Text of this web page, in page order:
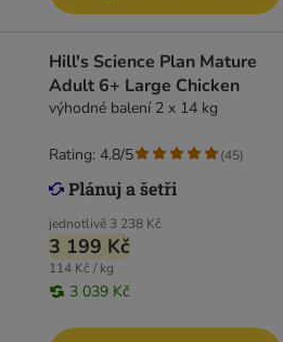
Hill's Science Plan Mature
Adult 6+ Large Chicken
výhodné balení 2 x 14 kg
jednotlivě 3 238 Kč
3 199 Kč
114 Kč / kg
3 039 Kč
Rating: 4.8/5 (45)